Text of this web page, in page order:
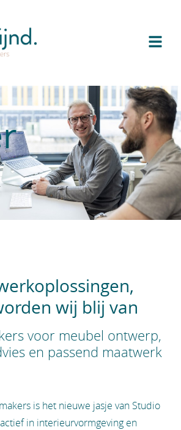
wij blij van
voor meubel ontwerp,
en passend maatwerk
is het nieuwe jasje van Studio
in interieurvormgeving en